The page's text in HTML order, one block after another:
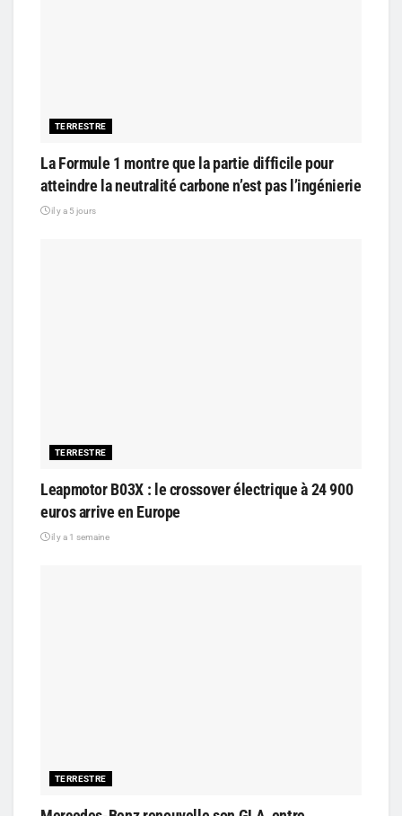
TERRESTRE
La Formule 1 montre que la partie difficile pour
atteindre la neutralité carbone n’est pas l’ingénierie
il y a 5 jours
TERRESTRE
Leapmotor B03X : le crossover électrique à 24 900
euros arrive en Europe
il y a 1 semaine
TERRESTRE